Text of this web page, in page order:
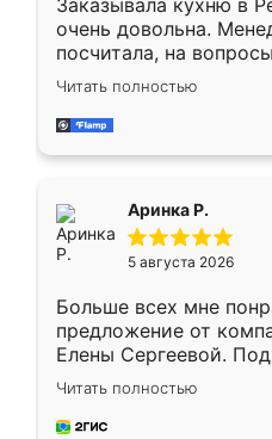
Заказывала кухню в
очень довольна.
посчитала, на
Замерщик приехал в
делу со всей
за день, ребята
Читать полностью
Аринка Р.
5 августа 2026
Больше всех мне
предложение от
Елены Сергеевой.
короткие сроки
для замера сотрудник
предложил по моему
Читать полностью